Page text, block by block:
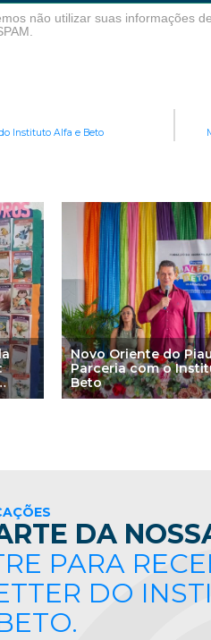
não utilizar suas informações
Instituto Alfa e Beto
na
Novo Oriente do
Parceria com o
Beto
DA
PARA
DO